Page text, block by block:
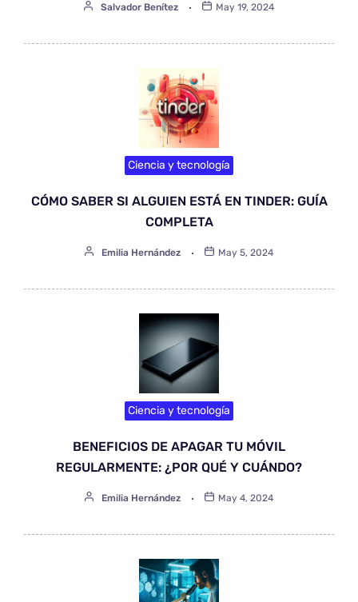
Salvador Benítez May 19, 2024
Ciencia y tecnología
CÓMO SABER SI ALGUIEN ESTÁ EN TINDER: GUÍA
COMPLETA
Emilia Hernández May 5, 2024
Ciencia y tecnología
BENEFICIOS DE APAGAR TU MÓVIL
REGULARMENTE: ¿POR QUÉ Y CUÁNDO?
Emilia Hernández May 4, 2024